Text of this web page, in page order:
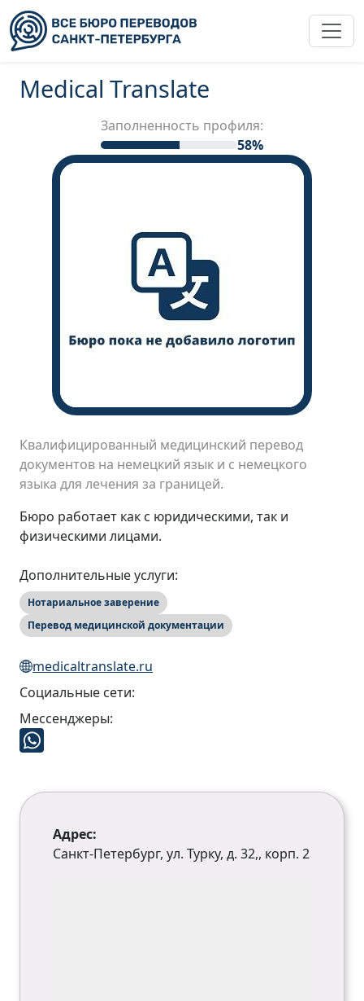
Medical Translate
Заполненность профиля:
58%
Квалифицированный медицинский перевод
документов на немецкий язык и с немецкого
языка для лечения за границей.
Бюро работает как с юридическими, так и
физическими лицами.
Дополнительные услуги:
Нотариальное заверение
Перевод медицинской документации
medicaltranslate.ru
Социальные сети:
Мессенджеры:
Адрес:
Санкт-Петербург, ул. Турку, д. 32,, корп. 2​